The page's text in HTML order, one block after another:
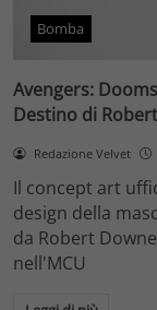
Bomba
Avengers:
Destino di Robert
Redazione Velvet
Il concept art
design della
da Robert
nell'MCU